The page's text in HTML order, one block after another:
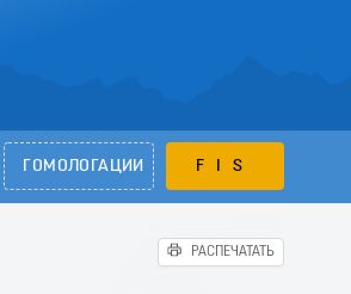
ГОМОЛОГАЦИИ FIS
РАСПЕЧАТАТЬ